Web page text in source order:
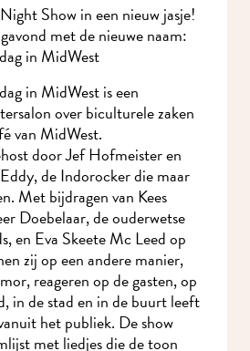
Show in een nieuw jasje!
met de nieuwe naam:
in MidWest
in MidWest is een
over biculturele zaken
van MidWest.
door Jef Hofmeister en
de Indorocker die maar
Met bijdragen van Kees
Doebelaar, de ouderwetse
en Eva Skeete Mc Leed op
zij op een andere manier,
reageren op de gasten, op
in de stad en in de buurt leeft
het publiek. De show
met liedjes die de toon